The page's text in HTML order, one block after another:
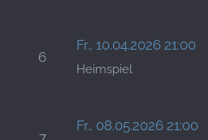
6
Fr., 10.04.2026 21:00
Heimspiel
Fr., 08.05.2026 21:00